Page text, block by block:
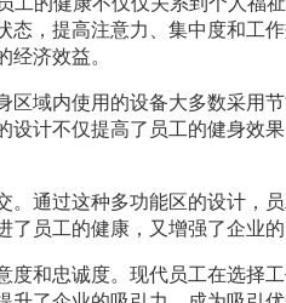
，提高注意力、集中度和工
济效益。
域内使用的设备大多数采用
计不仅提高了员工的健身效
通过这种多功能区的设计，
员工的健康，又增强了企业的
和忠诚度。现代员工在选择